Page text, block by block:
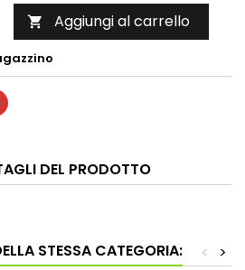
 Aggiungi al carrello
DEL PRODOTTO
STESSA CATEGORIA: >
<